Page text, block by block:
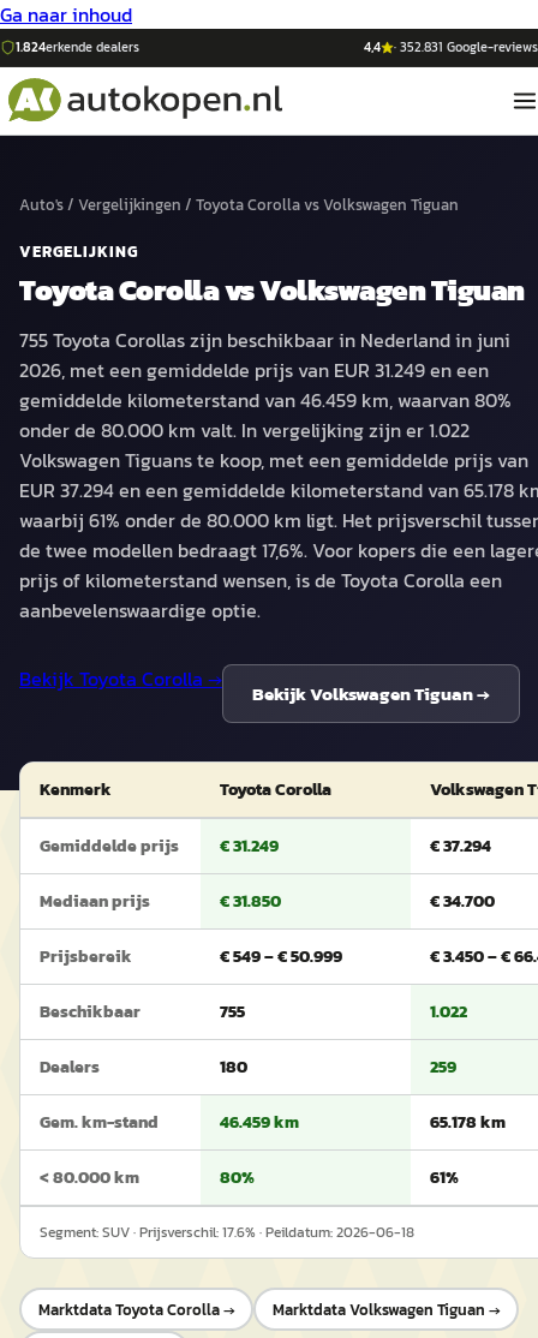
Ga naar inhoud
1.824erkende dealers 4,4 ·352.831 Google-reviews
Auto's/ Vergelijkingen / Toyota CorollavsVolkswagen Tiguan
VERGELIJKING
Toyota CorollavsVolkswagen Tiguan
755 Toyota Corollas zijn beschikbaar in Nederland in juni
2026, met een gemiddelde prijs van EUR 31.249 en een
gemiddelde kilometerstand van 46.459 km, waarvan 80%
onder de 80.000 km valt. In vergelijking zijn er 1.022
Volkswagen Tiguans te koop, met een gemiddelde prijs van
EUR 37.294 en een gemiddelde kilometerstand van 65.178
waarbij 61% onder de 80.000 km ligt. Het prijsverschil
de twee modellen bedraagt 17,6%. Voor kopers die een
prijs of kilometerstand wensen, is de Toyota Corolla een
aanbevelenswaardige optie.
Bekijk Toyota Corolla →
BekijkVolkswagen Tiguan→
Kenmerk Toyota Corolla Volkswagen
Gemiddelde prijs € 31.249 € 37.294
Mediaan prijs € 31.850 € 34.700
Prijsbereik € 549 – € 50.999 € 3.450 – €
Beschikbaar 755 1.022
Dealers 180 259
Gem. km-stand 46.459 km 65.178 km
< 80.000 km 80% 61%
Segment:SUV· Prijsverschil:17.6% · Peildatum:2026-06-18
MarktdataToyota Corolla→ MarktdataVolkswagen Tiguan →